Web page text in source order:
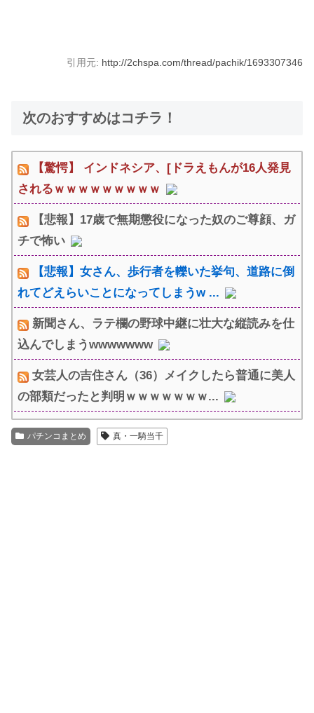
引用元: http://2chspa.com/thread/pachik/1693307346
次のおすすめはコチラ！
【驚愕】 インドネシア、[ドラえもんが16人発見
されるｗｗｗｗｗｗｗｗｗ
【悲報】17歳で無期懲役になった奴のご尊顔、ガ
チで怖い
【悲報】女さん、歩行者を轢いた挙句、道路に倒
れてどえらいことになってしまうw ...
新聞さん、ラテ欄の野球中継に壮大な縦読みを仕
込んでしまうwwwwwww
女芸人の吉住さん（36）メイクしたら普通に美人
の部類だったと判明ｗｗｗｗｗｗｗ...
パチンコまとめ 真・一騎当千